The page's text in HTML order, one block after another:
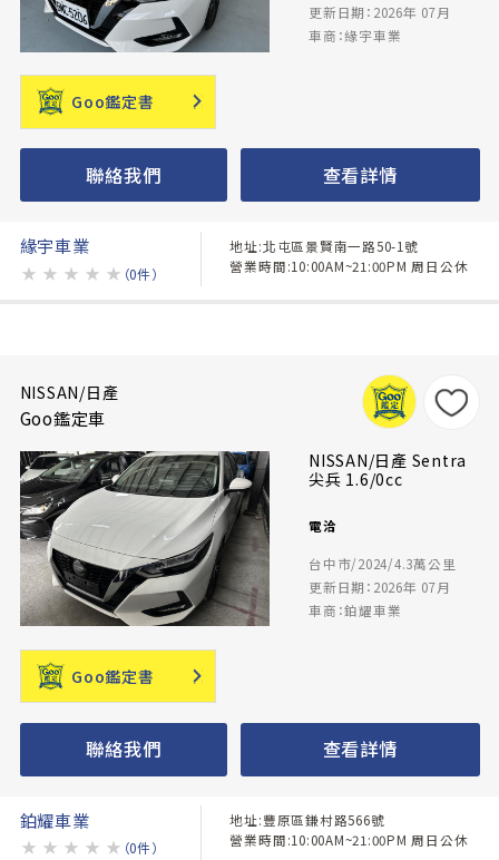
更新日期：2026年 07月
車商：緣宇車業
Goo鑑定書
聯絡我們 查看詳情
緣宇車業
★ ★ ★ ★ ★ （0件）
地址:北屯區景賢南一路50-1號
營業時間:10:00AM~21:00PM 周日公休
NISSAN/日產
Goo鑑定車
NISSAN/日產 Sentra
尖兵 1.6/0cc
電洽
台中市/2024/4.3萬公里
更新日期：2026年 07月
車商：鉑耀車業
Goo鑑定書
聯絡我們 查看詳情
鉑耀車業
★ ★ ★ ★ ★ （0件）
地址:豐原區鎌村路566號
營業時間:10:00AM~21:00PM 周日公休